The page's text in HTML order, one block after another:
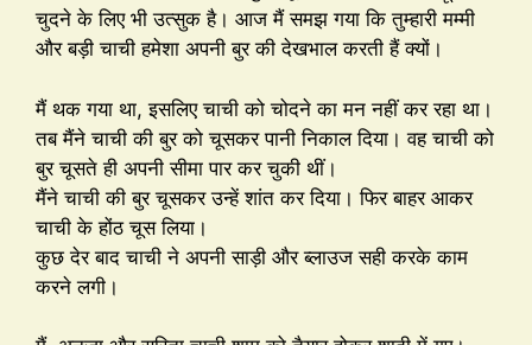
चुदने के लिए भी उत्सुक है। आज मैं समझ गया कि तुम्हारी मम्मी
और बड़ी चाची हमेशा अपनी बुर की देखभाल करती हैं क्यों।
मैं थक गया था, इसलिए चाची को चोदने का मन नहीं कर रहा था।
तब मैंने चाची की बुर को चूसकर पानी निकाल दिया। वह चाची को
बुर चूसते ही अपनी सीमा पार कर चुकी थीं।
मैंने चाची की बुर चूसकर उन्हें शांत कर दिया। फिर बाहर आकर
चाची के होंठ चूस लिया।
कुछ देर बाद चाची ने अपनी साड़ी और ब्लाउज सही करके काम
करने लगी।